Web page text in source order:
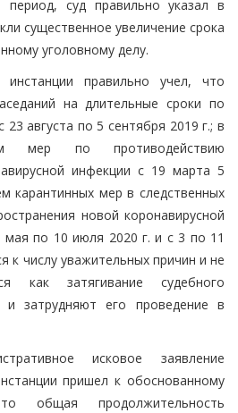
период, суд правильно указал в
существенное увеличение срока
уголовному делу.
правильно учел, что
на длительные сроки по
23 августа по 5 сентября 2019 г.; в
мер по противодействию
инфекции с 19 марта 5
карантинных мер в следственных
новой коронавирусной
по 10 июля 2020 г. и с 3 по 11
к числу уважительных причин и не
как затягивание судебного
и затрудняют его проведение в
исковое заявление
пришел к обоснованному
продолжительность